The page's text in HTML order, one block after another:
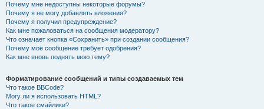
Почему мне недоступны некоторые форумы?
Почему я не могу добавлять вложения?
Почему я получил предупреждение?
Как мне пожаловаться на сообщения модератору?
Что означает кнопка «Сохранить» при создании сообщения?
Почему моё сообщение требует одобрения?
Как мне вновь поднять мою тему?
Форматирование сообщений и типы создаваемых тем
Что такое BBCode?
Могу ли я использовать HTML?
Что такое смайлики?